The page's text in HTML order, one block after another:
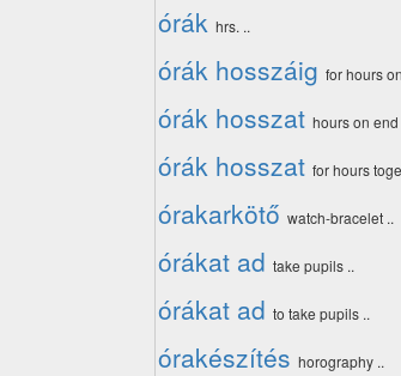
órák hrs. ..
órák hosszáig for hours
órák hosszat hours on end
órák hosszat for hours
órakarkötő watch-bracelet ..
órákat ad take pupils ..
órákat ad to take pupils ..
órakészítés horography ..